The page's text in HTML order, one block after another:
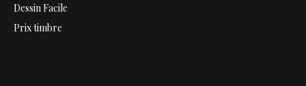
Dessin Facile
Prix timbre